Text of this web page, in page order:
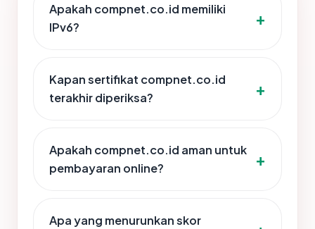
Apakah compnet.co.id memiliki
IPv6?
Kapan sertifikat compnet.co.id
terakhir diperiksa?
Apakah compnet.co.id aman untuk
pembayaran online?
Apa yang menurunkan skor